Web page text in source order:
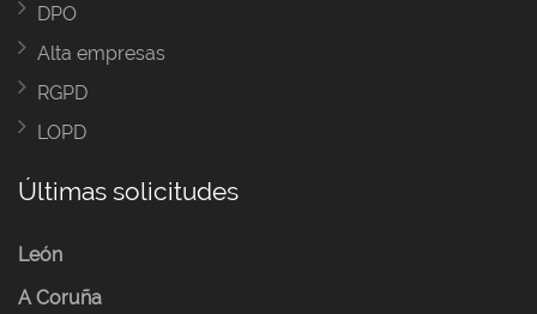
DPO
Alta empresas
RGPD
LOPD
Últimas solicitudes
León
A Coruña